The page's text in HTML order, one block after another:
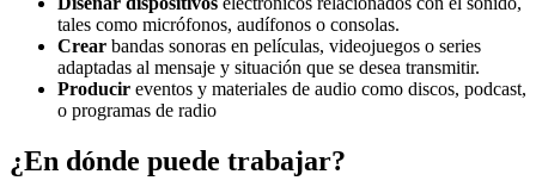
tales como micrófonos, audífonos o consolas.
Crear bandas sonoras en películas, videojuegos o series
adaptadas al mensaje y situación que se desea transmitir.
Producir eventos y materiales de audio como discos, podcast,
o programas de radio
¿En dónde puede trabajar?